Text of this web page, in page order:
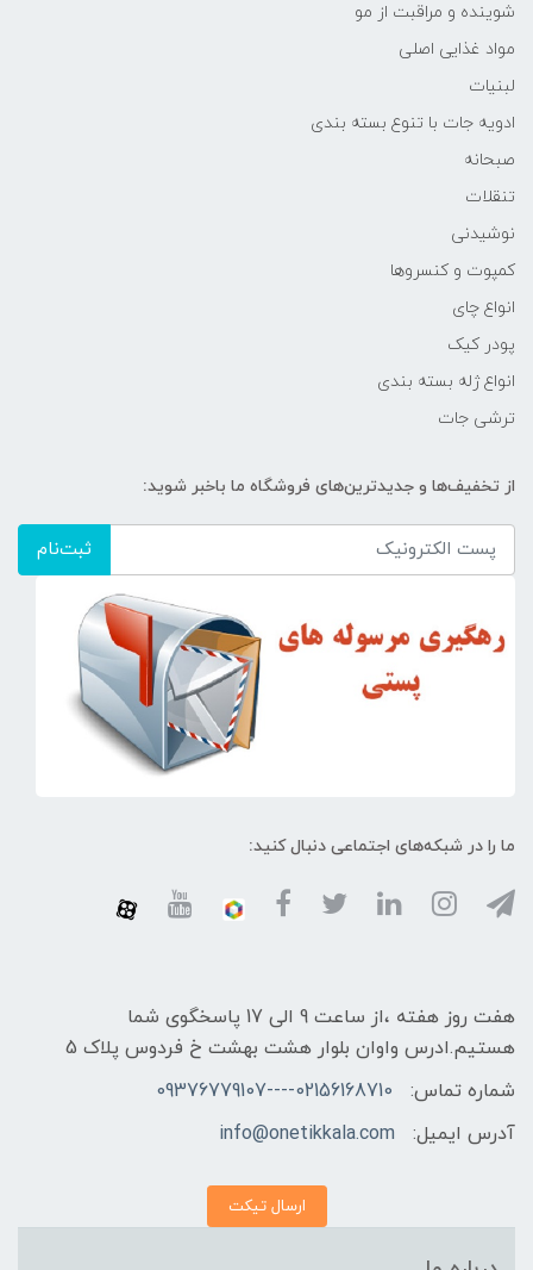
شوینده و مراقبت از مو
مواد غذایی اصلی
لبنیات
ادویه جات با تنوع بسته بندی
صبحانه
تنقلات
نوشیدنی
کمپوت و کنسروها
انواع چای
پودر کیک
انواع ژله بسته بندی
ترشی جات
از تخفیف‌ها و جدیدترین‌های فروشگاه ما باخبر شوید:
ثبت‌نام
ما را در شبکه‌های اجتماعی دنبال کنید:
هفت روز هفته ،از ساعت 9 الی 17 پاسخگوی شما
هستیم.ادرس واوان بلوار هشت بهشت خ فردوس پلاک 5
شماره تماس:
02156168710----09376779107
آدرس ایمیل:
info@onetikkala.com
ارسال تیکت